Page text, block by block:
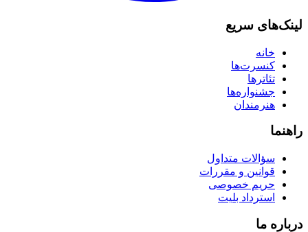
لینک‌های سریع
خانه
کنسرت‌ها
تئاترها
جشنواره‌ها
هنرمندان
راهنما
سؤالات متداول
قوانین و مقررات
حریم خصوصی
استرداد بلیت
درباره ما